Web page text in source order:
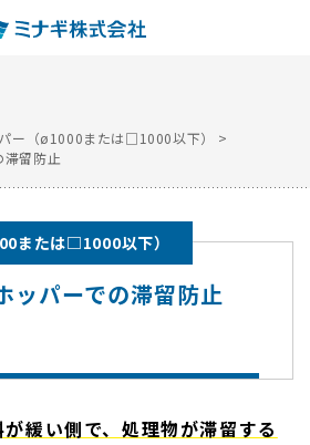
ー（ø1000または□1000以下）
>
留防止
または□1000以下）
パーでの滞留防止
緩い側で、処理物が滞留する